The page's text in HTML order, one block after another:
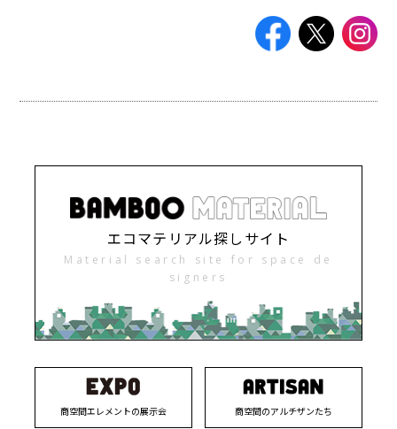
エコマテリアル探しサイト
Material search site for space de
signers
商空間エレメントの展示会 商空間のアルチザンたち